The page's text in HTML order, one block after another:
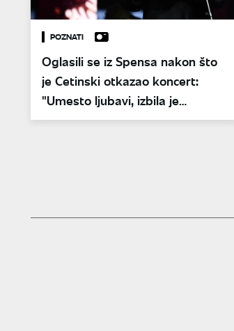
POZNATI
Oglasili se iz Spensa nakon što
je Cetinski otkazao koncert:
"Umesto ljubavi, izbila je
zlonamernost"